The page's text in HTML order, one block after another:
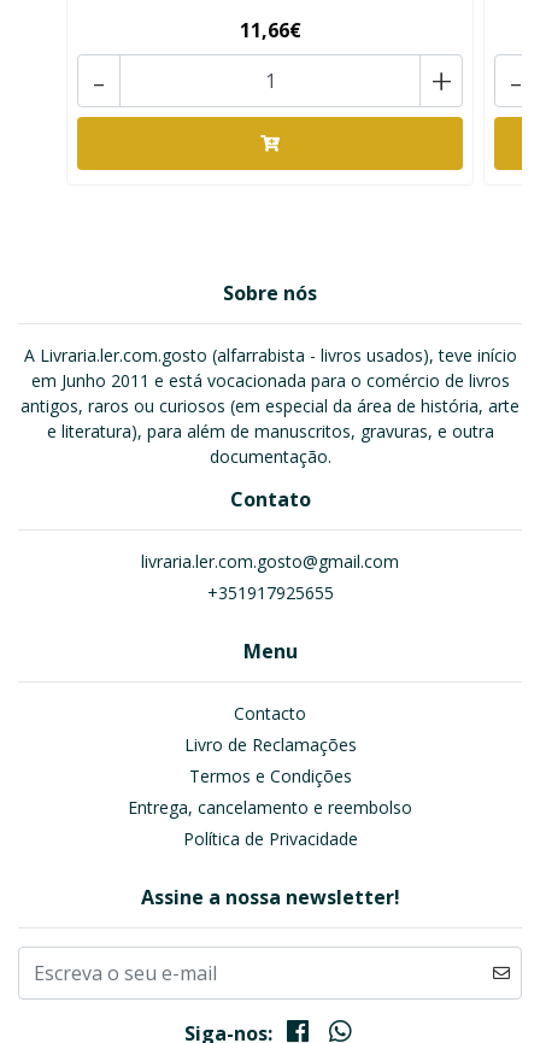
11,66€
+
- -
Sobre nós
A Livraria.ler.com.gosto (alfarrabista - livros usados), teve início
em Junho 2011 e está vocacionada para o comércio de livros
antigos, raros ou curiosos (em especial da área de história, arte
e literatura), para além de manuscritos, gravuras, e outra
documentação.
Contato
livraria.ler.com.gosto@gmail.com
+351917925655
Menu
Contacto
Livro de Reclamações
Termos e Condições
Entrega, cancelamento e reembolso
Política de Privacidade
Assine a nossa newsletter!
Siga-nos: